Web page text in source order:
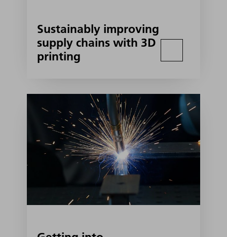
Sustainably improving
supply chains with 3D
printing